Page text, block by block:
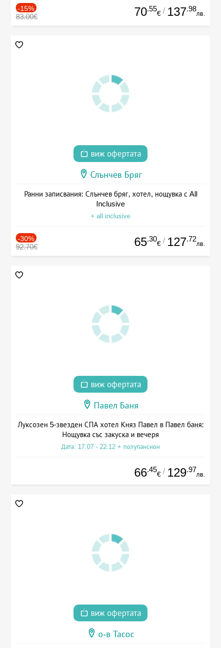
-15%
83.00€ 70.55
€ / 137.98
лв.
виж офертата
Слънчев Бряг
Ранни записвания: Слънчев бряг, хотел, нощувка с All
Inclusive
+ all inclusive
-30%
92.70€ 65.30
€ / 127.72
лв.
виж офертата
Павел Баня
Луксозен 5-звезден СПА хотел Княз Павел в Павел баня:
Нощувка със закуска и вечеря
Дата: 17.07 - 22.12 + полупансион
66.45
€ / 129.97
лв.
виж офертата
о-в Тасос